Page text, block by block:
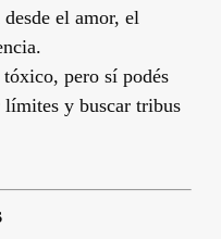
el amor, el
pero sí podés
límites y buscar tribus